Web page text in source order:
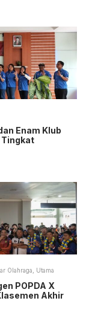
Enam Klub
Tingkat
Olahraga Utama
POPDA X
Akhir